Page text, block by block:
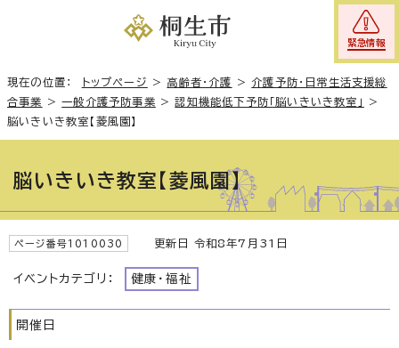
緊急情報
現在の位置： トップページ > 高齢者・介護 > 介護予防・日常生活支援総
合事業
>一般介護予防事業 >認知機能低下予防「脳いきいき教室」
>
脳いきいき教室【菱風園】
脳いきいき教室【菱風園】
ページ番号1010030 更新日 令和8年7月31日
イベントカテゴリ： 健康・福祉
開催日